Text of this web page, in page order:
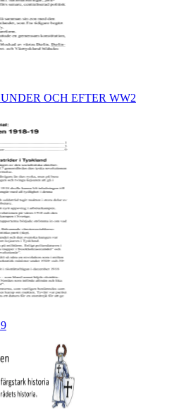
OCH EFTER WW2